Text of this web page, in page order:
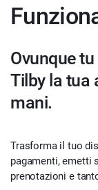
Ovunque
Tilby la tua
mani.
Trasforma il tuo
pagamenti, emetti
prenotazioni e